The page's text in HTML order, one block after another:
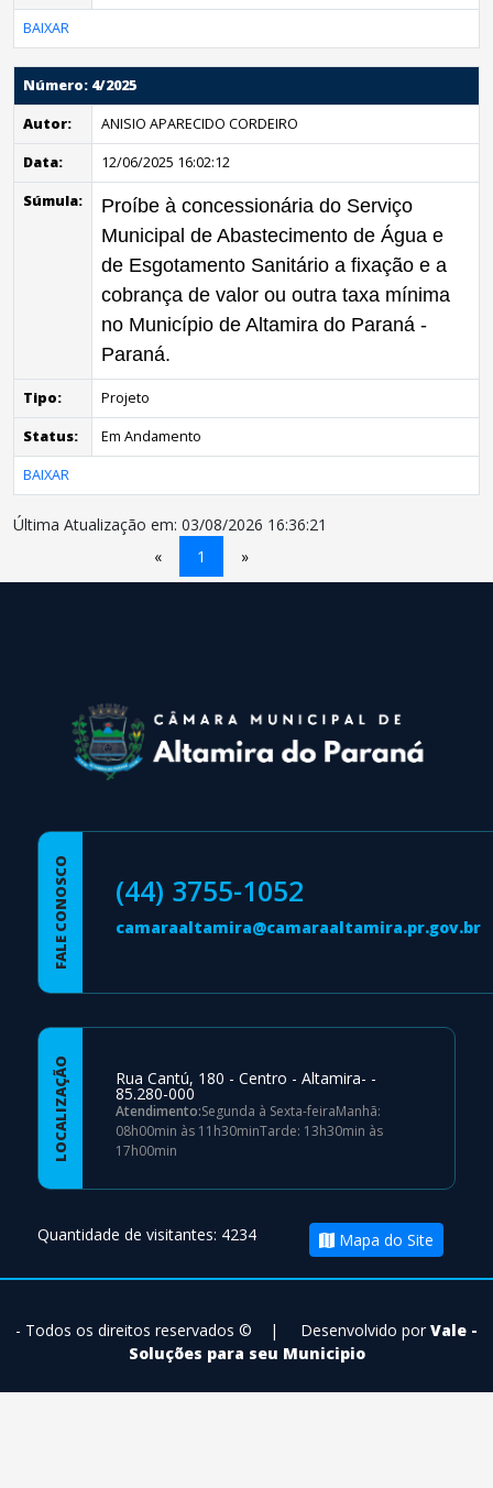
BAIXAR
Número: 4/2025
Autor: ANISIO APARECIDO CORDEIRO
Data: 12/06/2025 16:02:12
Súmula:
Proíbe à concessionária do Serviço
Municipal de Abastecimento de Água e
de Esgotamento Sanitário a fixação e a
cobrança de valor ou outra taxa mínima
no Município de Altamira do Paraná -
Paraná.
Tipo: Projeto
Status: Em Andamento
BAIXAR
Última Atualização em: 03/08/2026 16:36:21
«
1
»
FALE CONOSCO (44) 3755-1052
camaraaltamira@camaraaltamira.pr.gov.br
LOCALIZAÇÃO Rua Cantú, 180 - Centro - Altamira- -
85.280-000
Atendimento:Segunda à Sexta-feiraManhã:
08h00min às 11h30minTarde: 13h30min às
17h00min
Quantidade de visitantes: 4234 Mapa do Site
- Todos os direitos reservados © | Desenvolvido por Vale -
Soluções para seu Municipio